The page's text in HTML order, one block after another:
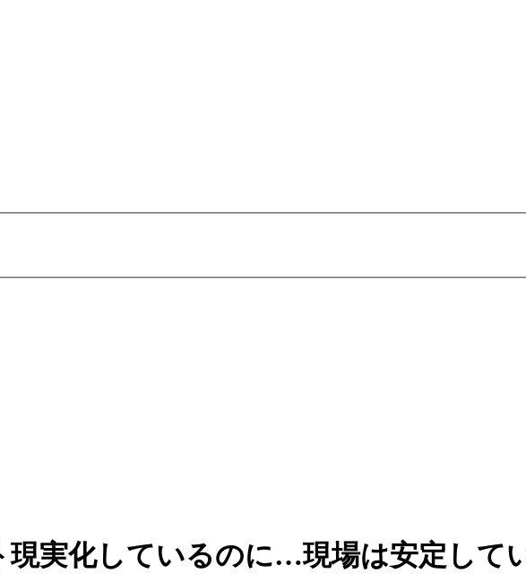
現実化しているのに…現場は安定して